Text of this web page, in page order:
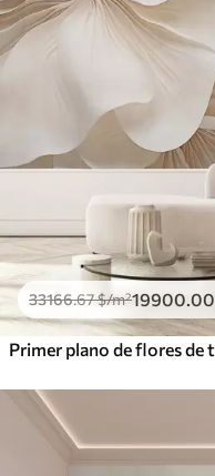
33166.67$/m²19900.00